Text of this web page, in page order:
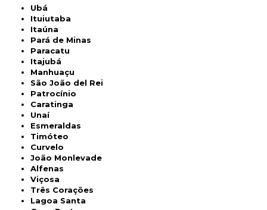
Ubá
Ituiutaba
Itaúna
Pará de Minas
Paracatu
Itajubá
Manhuaçu
São João del Rei
Patrocínio
Caratinga
Unaí
Esmeraldas
Timóteo
Curvelo
João Monlevade
Alfenas
Viçosa
Três Corações
Lagoa Santa